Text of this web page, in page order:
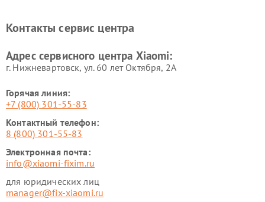
Ремонт стиральных машин
Ремонт смарт-часов Xiaomi
Контакты сервис центра
Адрес сервисного центра Xiaomi:
г. Нижневартовск, ул. 60 лет Октября, 2А
Горячая линия:
+7 (800) 301-55-83
Контактный телефон:
8 (800) 301-55-83
Электронная почта:
info@xiaomi-fixim.ru
для юридических лиц
manager@fix-xiaomi.ru